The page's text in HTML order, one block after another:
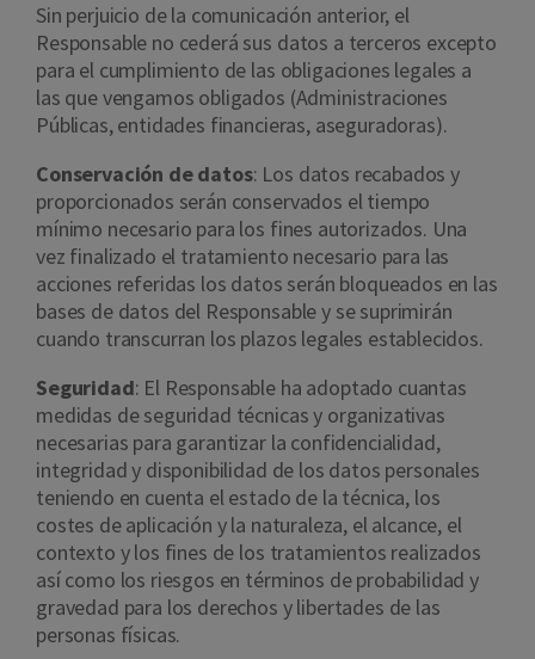
Sin perjuicio de la comunicación anterior, el
Responsable no cederá sus datos a terceros excepto
para el cumplimiento de las obligaciones legales a
las que vengamos obligados (Administraciones
Públicas, entidades financieras, aseguradoras).
Conservación de datos: Los datos recabados y
proporcionados serán conservados el tiempo
mínimo necesario para los fines autorizados. Una
vez finalizado el tratamiento necesario para las
acciones referidas los datos serán bloqueados en las
bases de datos del Responsable y se suprimirán
cuando transcurran los plazos legales establecidos.
Seguridad: El Responsable ha adoptado cuantas
medidas de seguridad técnicas y organizativas
necesarias para garantizar la confidencialidad,
integridad y disponibilidad de los datos personales
teniendo en cuenta el estado de la técnica, los
costes de aplicación y la naturaleza, el alcance, el
contexto y los fines de los tratamientos realizados
así como los riesgos en términos de probabilidad y
gravedad para los derechos y libertades de las
personas físicas.